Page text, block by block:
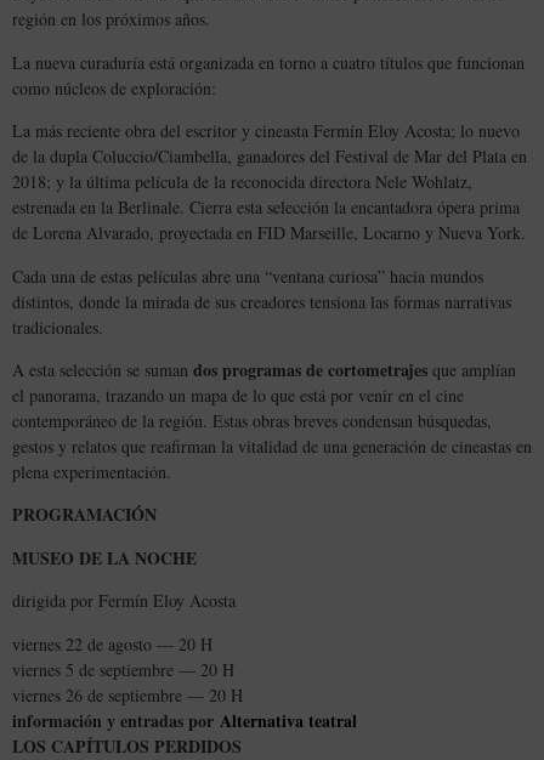
región en los próximos años.
La nueva curaduría está organizada en torno a cuatro títulos que funcionan
como núcleos de exploración:
La más reciente obra del escritor y cineasta Fermín Eloy Acosta; lo nuevo
de la dupla Coluccio/Ciambella, ganadores del Festival de Mar del Plata en
2018; y la última película de la reconocida directora Nele Wohlatz,
estrenada en la Berlinale. Cierra esta selección la encantadora ópera prima
de Lorena Alvarado, proyectada en FID Marseille, Locarno y Nueva York.
Cada una de estas películas abre una “ventana curiosa” hacia mundos
distintos, donde la mirada de sus creadores tensiona las formas narrativas
tradicionales.
A esta selección se suman dos programas de cortometrajes que amplían
el panorama, trazando un mapa de lo que está por venir en el cine
contemporáneo de la región. Estas obras breves condensan búsquedas,
gestos y relatos que reafirman la vitalidad de una generación de cineastas en
plena experimentación.
PROGRAMACIÓN
MUSEO DE LA NOCHE
dirigida por Fermín Eloy Acosta
viernes 22 de agosto — 20 H
viernes 5 de septiembre — 20 H
viernes 26 de septiembre — 20 H
información y entradas por Alternativa teatral
LOS CAPÍTULOS PERDIDOS